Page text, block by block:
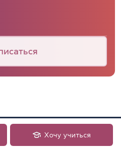
Хочу учиться